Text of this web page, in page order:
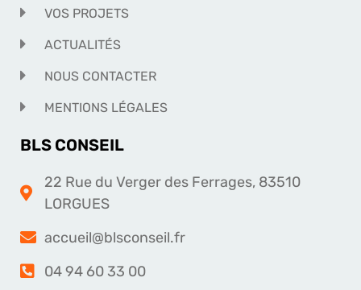
VOS PROJETS
ACTUALITÉS
NOUS CONTACTER
MENTIONS LÉGALES
BLS CONSEIL
22 Rue du Verger des Ferrages, 83510
LORGUES
accueil@blsconseil.fr
04 94 60 33 00